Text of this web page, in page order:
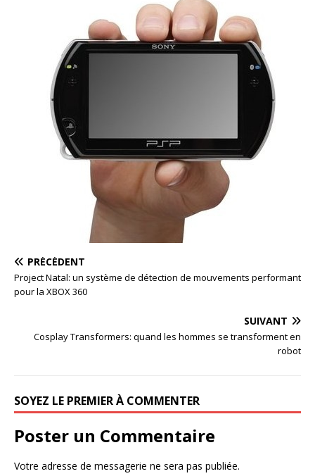
PRÉCÉDENT
Project Natal: un système de détection de mouvements performant
pour la XBOX 360
SUIVANT
Cosplay Transformers: quand les hommes se transforment en
robot
SOYEZ LE PREMIER À COMMENTER
Poster un Commentaire
Votre adresse de messagerie ne sera pas publiée.